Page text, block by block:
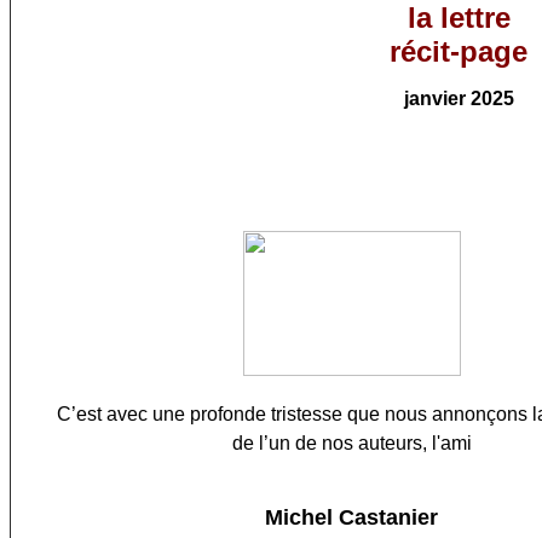
la lettre
récit-page
janvier 2025
C’est avec une profonde tristesse que nous annonçons
de l’un de nos auteurs, l'ami
Michel Castanier